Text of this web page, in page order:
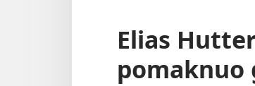
Elias
pomaknuo